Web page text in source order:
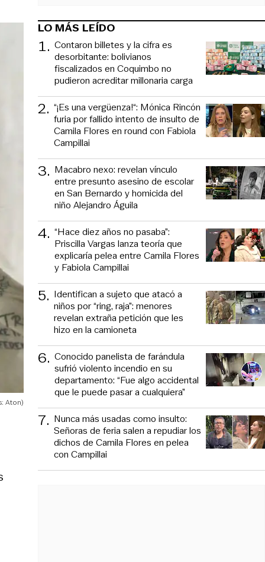
Aton)
LO MÁS LEÍDO
1. Contaron billetes y la cifra es
desorbitante: bolivianos
fiscalizados en Coquimbo no
pudieron acreditar millonaria carga
2. “¡Es una vergüenza!“: Mónica Rincón
furia por fallido intento de insulto de
Camila Flores en round con Fabiola
Campillai
3. Macabro nexo: revelan vínculo
entre presunto asesino de escolar
en San Bernardo y homicida del
niño Alejandro Águila
4. “Hace diez años no pasaba”:
Priscilla Vargas lanza teoría que
explicaría pelea entre Camila Flores
y Fabiola Campillai
5. Identifican a sujeto que atacó a
niños por “ring, raja”: menores
revelan extraña petición que les
hizo en la camioneta
6. Conocido panelista de farándula
sufrió violento incendio en su
departamento: “Fue algo accidental
que le puede pasar a cualquiera”
7. Nunca más usadas como insulto:
Señoras de feria salen a repudiar los
dichos de Camila Flores en pelea
con Campillai